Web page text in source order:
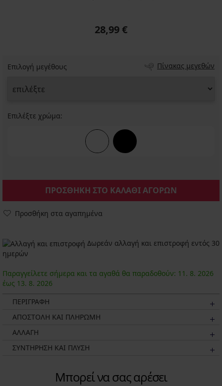
28,99 €
Επιλογή μεγέθους Πίνακας μεγεθών
Επιλέξτε χρώμα:
ΠΡΟΣΘΗΚΗ ΣΤΟ ΚΑΛΑΘΙ ΑΓΟΡΩΝ
Προσθήκη στα αγαπημένα
Δωρεάν αλλαγή και επιστροφή εντός 30
ημερών
Παραγγείλετε σήμερα και τα αγαθά θα παραδοθούν: 11. 8. 2026
έως 13. 8. 2026
ΠΕΡΙΓΡΑΦΗ
ΑΠΟΣΤΟΛΗ ΚΑΙ ΠΛΗΡΩΜΗ
ΑΛΛΑΓΗ
ΣΥΝΤΗΡΗΣΗ ΚΑΙ ΠΛΥΣΗ
Μπορεί να σας αρέσει